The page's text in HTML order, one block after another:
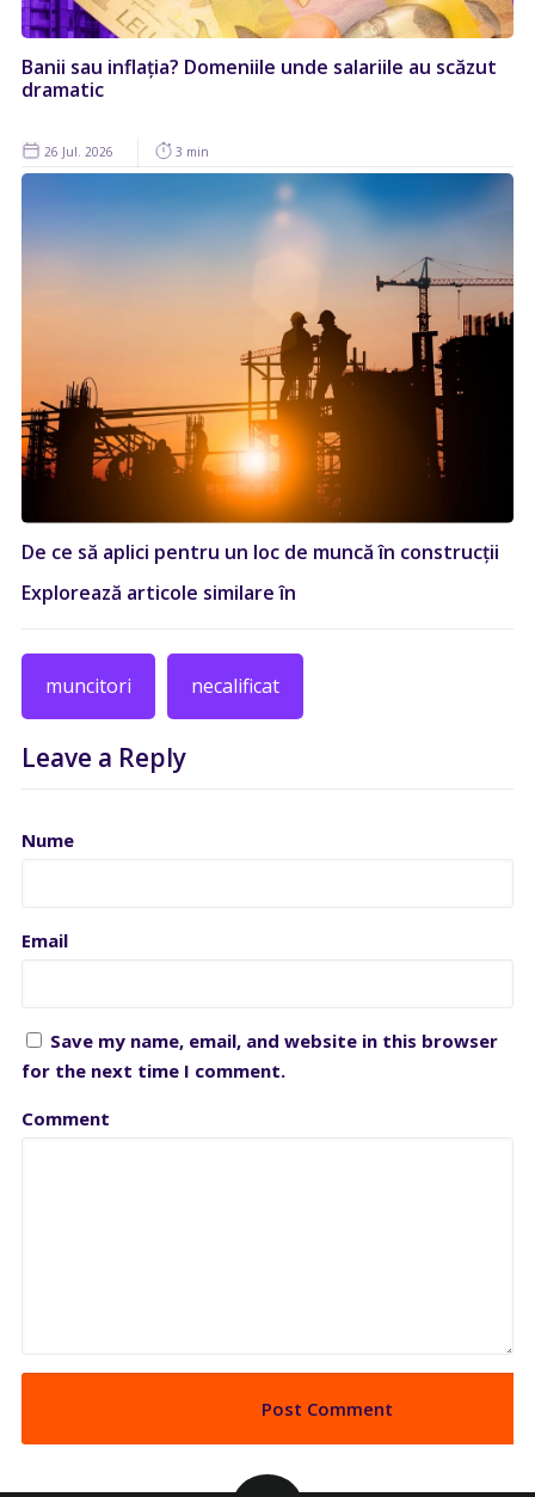
Banii sau inflația? Domeniile unde salariile au scăzut
dramatic
26 Jul. 2026 3 min
De ce să aplici pentru un loc de muncă în construcții
Explorează articole similare în
muncitori necalificat
Leave a Reply
Nume
Email
Save my name, email, and website in this browser
for the next time I comment.
Comment